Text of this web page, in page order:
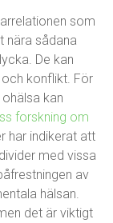
som
nära sådana
De kan
konflikt. För
kan
forskning om
har indikerat att
med vissa
av
hälsan.
det är viktigt